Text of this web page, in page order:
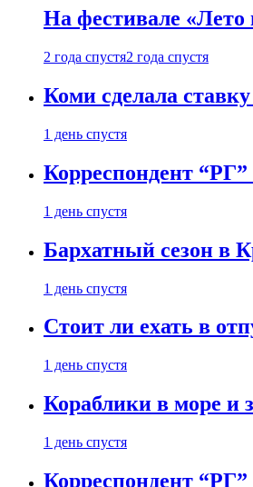
На фестивале
2 года спустя2 года спустя
Коми сделала
1 день спустя
Корреспондент
1 день спустя
Бархатный сезон в
1 день спустя
Стоит ли ехать в
1 день спустя
Кораблики в море и
1 день спустя
Корреспондент